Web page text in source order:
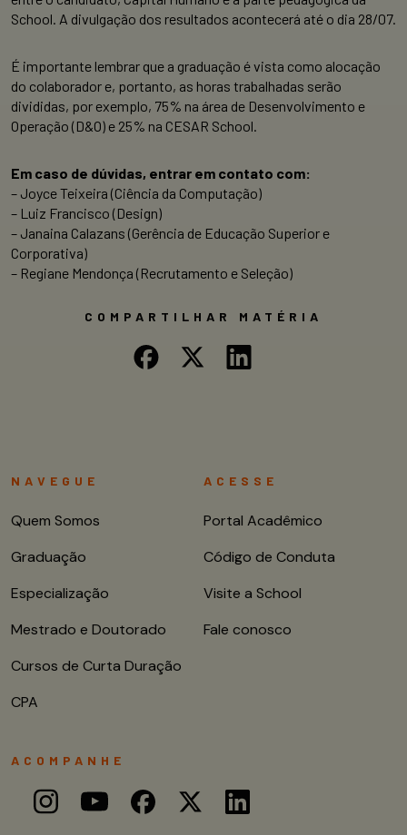
School. A divulgação dos resultados acontecerá até o dia 28/07.
É importante lembrar que a graduação é vista como alocação
do colaborador e, portanto, as horas trabalhadas serão
divididas, por exemplo, 75% na área de Desenvolvimento e
Operação (D&O) e 25% na CESAR School.
Em caso de dúvidas, entrar em contato com:
– Joyce Teixeira (Ciência da Computação)
– Luiz Francisco (Design)
– Janaina Calazans (Gerência de Educação Superior e
Corporativa)
– Regiane Mendonça (Recrutamento e Seleção)
COMPARTILHAR MATÉRIA
NAVEGUE
Quem Somos
Graduação
Especialização
Mestrado e Doutorado
Cursos de Curta Duração
CPA
ACESSE
Portal Acadêmico
Código de Conduta
Visite a School
Fale conosco
ACOMPANHE